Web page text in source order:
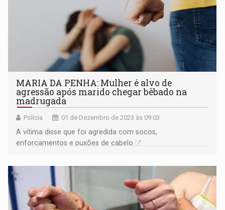
MARIA DA PENHA: Mulher é alvo de
agressão após marido chegar bêbado na
madrugada
Polícia 01 de Dezembro de 2023 às 09:03
A vítima disse que foi agredida com socos,
enforcamentos e puxões de cabelo